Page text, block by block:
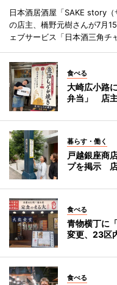
日本酒居酒屋「SAKE story（
の店主、橋野元樹さんが7月
ェブサービス「日本酒三角チ
食べる
大崎広小路
弁当」 店
暮らす・働く
戸越銀座商
プを掲示
食べる
青物横丁に
変更、23区
食べる